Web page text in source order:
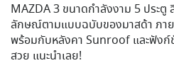
MAZDA 3 ขนาดกำลังงาม 5 ประตู
ลักษณ์ตามแบบฉบับของมาสด้า ภาย
พร้อมกับหลังคา Sunroof และฟังก์
สวย แนะนำเลย!